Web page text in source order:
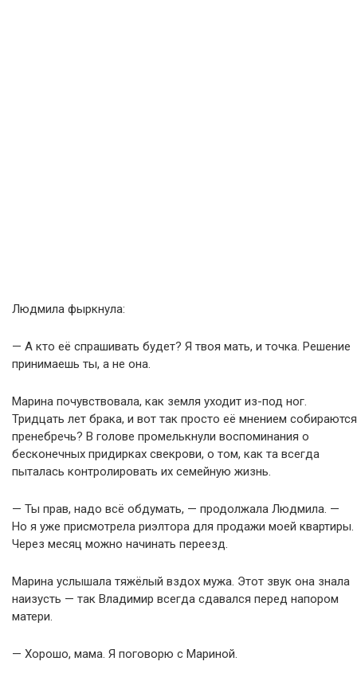
Людмила фыркнула:
— А кто её спрашивать будет? Я твоя мать, и точка. Решение
принимаешь ты, а не она.
Марина почувствовала, как земля уходит из-под ног.
Тридцать лет брака, и вот так просто её мнением собираются
пренебречь? В голове промелькнули воспоминания о
бесконечных придирках свекрови, о том, как та всегда
пыталась контролировать их семейную жизнь.
— Ты прав, надо всё обдумать, — продолжала Людмила. —
Но я уже присмотрела риэлтора для продажи моей квартиры.
Через месяц можно начинать переезд.
Марина услышала тяжёлый вздох мужа. Этот звук она знала
наизусть — так Владимир всегда сдавался перед напором
матери.
— Хорошо, мама. Я поговорю с Мариной.